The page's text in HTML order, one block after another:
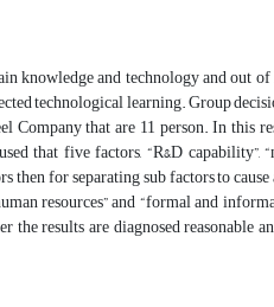
knowledge and technology and out
technological learning. Group
that are 11 person. In this
that five factors, “R&D capability”,
then for separating sub factors to
resources” and “formal and
results are diagnosed reasonable